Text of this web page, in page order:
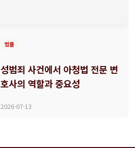
법률
성범죄 사건에서 아청법 전문 변
호사의 역할과 중요성
2026-07-13